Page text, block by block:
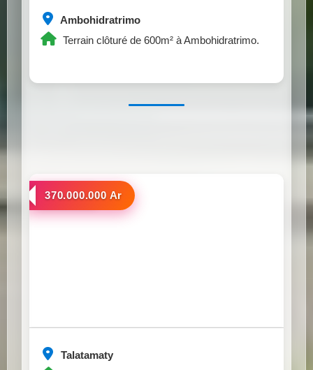
Ambohidratrimo
Terrain clôturé de 600m² à Ambohidratrimo.
Talatamaty
a vendre
370.000.000 Ar